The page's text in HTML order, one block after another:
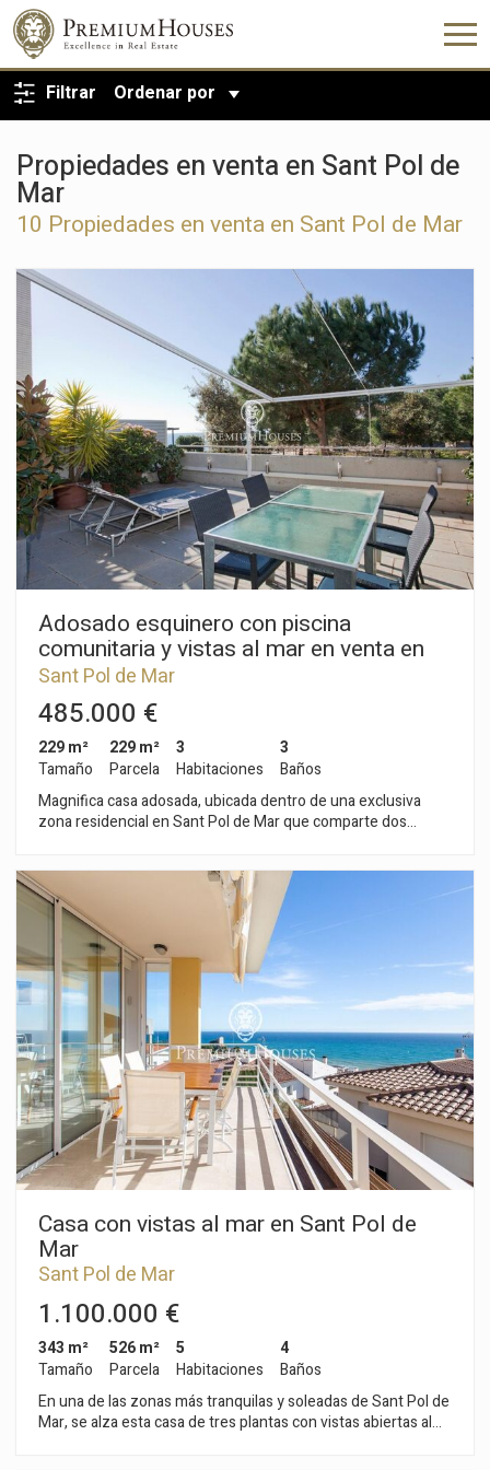
Filtrar Ordenar por
Propiedades en venta en Sant Pol de
Mar
10 Propiedades en venta en Sant Pol de Mar
VOLVER A LA BÚSQUEDA
Adosado esquinero con piscina
comunitaria y vistas al mar en venta en
Sant Pol de Mar
Sant Pol de Mar
485.000 €
229 m²
Tamaño
229 m²
Parcela
3
Habitaciones
3
Baños
Magnifica casa adosada, ubicada dentro de una exclusiva
zona residencial en Sant Pol de Mar que comparte dos
el espacio entre un amplio salón comedor, la cocina y un aseo
de cortesía. Desde el salón tenemos acceso directo a una de
las terrazas con vistas al mar y al pinar; desde la cocina
accedemos a la segunda terraza que también goza de bonitas
vistas al mar. Según subimos las escaleras nos encontramos
con el dormitorio principal que ofrece una bonita panorámica
del Mar Mediterráneo, es amplio con armarios empotrados e
incorpora baño completo con ducha. En la misma planta
encontramos dos dormitorios más que comparten un
segundo baño completo con ducha. La planta sótano está
dedicada al garaje para uno o dos coches y con acceso interior
directo. La casa es de construcción moderna, con carpintería
de aluminio de la marca Technal, instalación de aire
acondicionado por conductos, calefacción mediante bomba
de calor, suelos de gress color gris, toldos en terrazas, puerta
de garaje con mando a distancia.
Casa con vistas al mar en Sant Pol de
Mar
Sant Pol de Mar
1.100.000 €
343 m²
Tamaño
526 m²
Parcela
5
Habitaciones
4
Baños
En una de las zonas más tranquilas y soleadas de Sant Pol de
Mar, se alza esta casa de tres plantas con vistas abiertas al